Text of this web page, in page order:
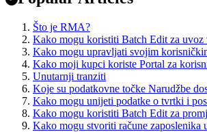
Što je RMA?
Kako mogu koristiti Batch Edit za uvoz
Kako mogu upravljati svojim
Kako moji kupci koriste Portal za
Unutarnji tranziti
Koje su podatkovne točke Narudžbe
Kako mogu unijeti podatke o tvrtki i
Kako mogu koristiti Batch Edit za
Kako mogu stvoriti račune zaposlenika